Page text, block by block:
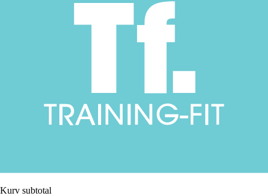
Kurv subtotal